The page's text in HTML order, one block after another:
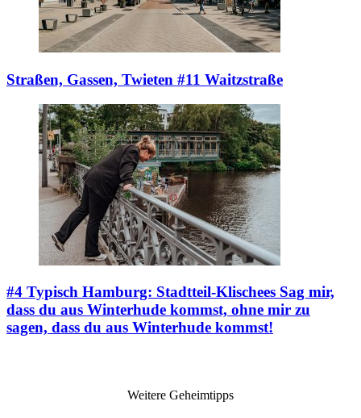
Straßen, Gassen, Twieten #11 Waitzstraße
#4 Typisch Hamburg: Stadtteil-Klischees Sag mir,
dass du aus Winterhude kommst, ohne mir zu
sagen, dass du aus Winterhude kommst!
Weitere Geheimtipps